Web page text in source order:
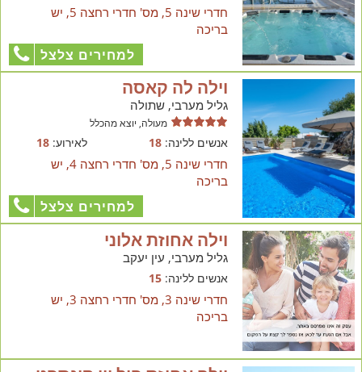
חדרי שינה 5, מס' חדרי רחצה 5, יש
בריכה
למחירים צלצל
וילה לה קאסה
גליל מערבי, שתולה
מעולה, יוצא מהכלל
אנשים ללינה:18 לאירוע:18
חדרי שינה 5, מס' חדרי רחצה 4, יש
בריכה
למחירים צלצל
וילה אחוזת אלוני
גליל מערבי, עין יעקב
אנשים ללינה:15
חדרי שינה 3, מס' חדרי רחצה 3, יש
בריכה